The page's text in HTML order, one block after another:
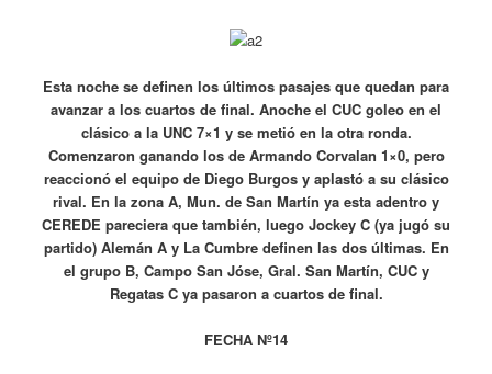
Esta noche se definen los últimos pasajes que quedan para
avanzar a los cuartos de final. Anoche el CUC goleo en el
clásico a la UNC 7×1 y se metió en la otra ronda.
Comenzaron ganando los de Armando Corvalan 1×0, pero
reaccionó el equipo de Diego Burgos y aplastó a su clásico
rival. En la zona A, Mun. de San Martín ya esta adentro y
CEREDE pareciera que también, luego Jockey C (ya jugó su
partido) Alemán A y La Cumbre definen las dos últimas. En
el grupo B, Campo San Jóse, Gral. San Martín, CUC y
Regatas C ya pasaron a cuartos de final.
FECHA Nº14